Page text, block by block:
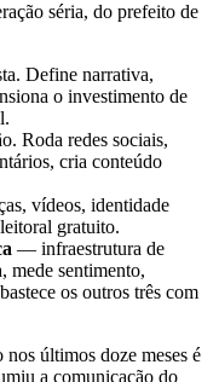
séria, do prefeito de
Define narrativa,
o investimento de
Roda redes sociais,
cria conteúdo
vídeos, identidade
gratuito.
— infraestrutura de
mede sentimento,
os outros três com
últimos doze meses é
a comunicação do